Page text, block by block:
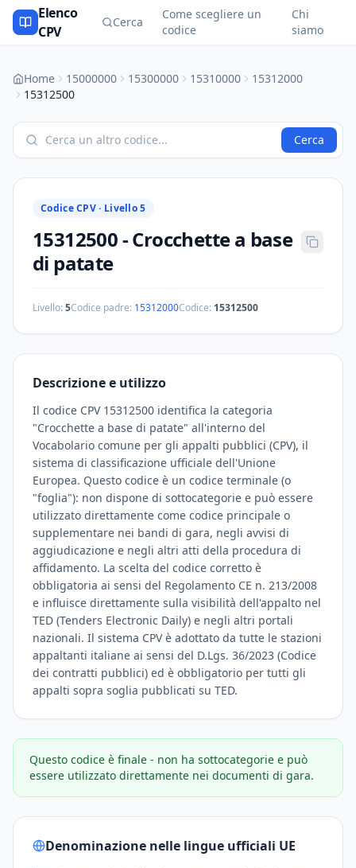
Elenco
CPV
Cerca
Come scegliere un
codice
Chi
siamo
Home 15000000 15300000 15310000
15312000
15312500
Cerca
Codice CPV · Livello 5
15312500-Crocchette a base
di patate
Livello:5Codice padre: 15312000Codice: 15312500
Descrizione e utilizzo
Il codice CPV 15312500 identifica la categoria
"Crocchette a base di patate" all'interno del
Vocabolario comune per gli appalti pubblici (CPV), il
sistema di classificazione ufficiale dell'Unione
Europea. Questo codice è un codice terminale (o
"foglia"): non dispone di sottocategorie e può essere
utilizzato direttamente come codice principale o
supplementare nei bandi di gara, negli avvisi di
aggiudicazione e negli altri atti della procedura di
affidamento. La scelta del codice corretto è
obbligatoria ai sensi del Regolamento CE n. 213/2008
e influisce direttamente sulla visibilità dell'appalto nel
TED (Tenders Electronic Daily) e negli altri portali
nazionali. Il sistema CPV è adottato da tutte le stazioni
appaltanti italiane ai sensi del D.Lgs. 36/2023 (Codice
dei contratti pubblici) ed è obbligatorio per tutti gli
appalti sopra soglia pubblicati su TED.
Questo codice è finale - non ha sottocategorie e può
essere utilizzato direttamente nei documenti di gara.
Denominazione nelle lingue ufficiali UE